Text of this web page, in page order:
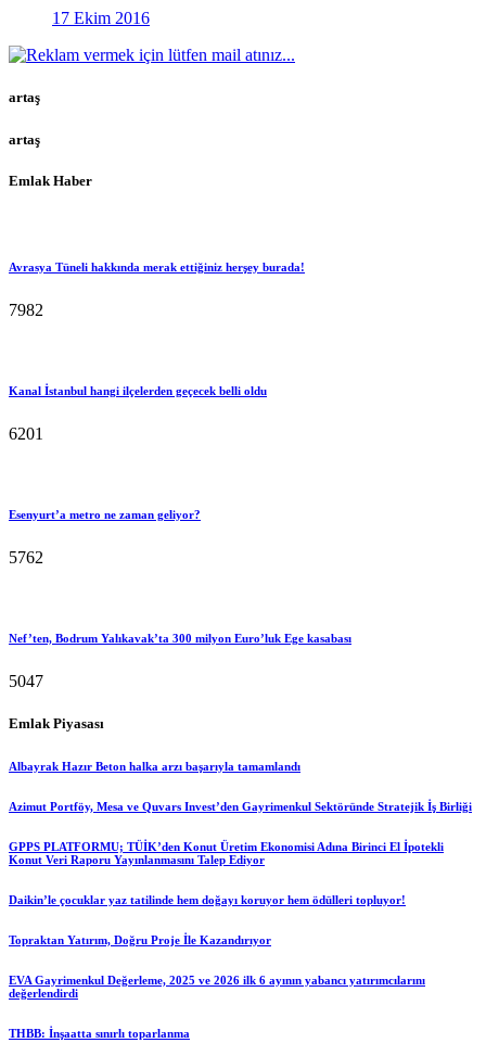
17 Ekim 2016
artaş
artaş
Emlak Haber
Avrasya Tüneli hakkında merak ettiğiniz herşey burada!
7982
Kanal İstanbul hangi ilçelerden geçecek belli oldu
6201
Esenyurt’a metro ne zaman geliyor?
5762
Nef’ten, Bodrum Yalıkavak’ta 300 milyon Euro’luk Ege kasabası
5047
Emlak Piyasası
Albayrak Hazır Beton halka arzı başarıyla tamamlandı
Azimut Portföy, Mesa ve Quvars Invest’den Gayrimenkul Sektöründe Stratejik İş Birliği
GPPS PLATFORMU; TÜİK’den Konut Üretim Ekonomisi Adına Birinci El İpotekli
Konut Veri Raporu Yayınlanmasını Talep Ediyor
Daikin’le çocuklar yaz tatilinde hem doğayı koruyor hem ödülleri topluyor!
Topraktan Yatırım, Doğru Proje İle Kazandırıyor
EVA Gayrimenkul Değerleme, 2025 ve 2026 ilk 6 ayının yabancı yatırımcılarını
değerlendirdi
THBB: İnşaatta sınırlı toparlanma